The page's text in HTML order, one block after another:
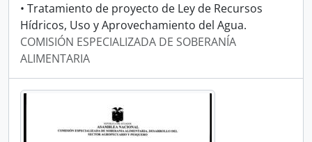
• Tratamiento de proyecto de Ley de Recursos
Hídricos, Uso y Aprovechamiento del Agua.
COMISIÓN ESPECIALIZADA DE SOBERANÍA
ALIMENTARIA